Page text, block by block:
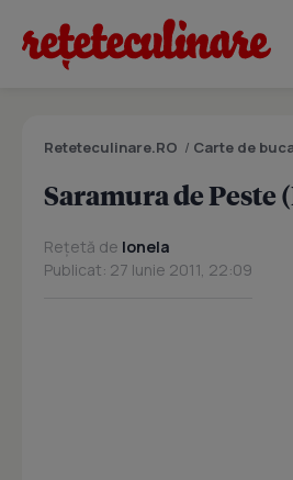
Reteteculinare.RO / Carte de
Saramura de Peste
Rețetă de Ionela
Publicat: 27 Iunie 2011, 22:09